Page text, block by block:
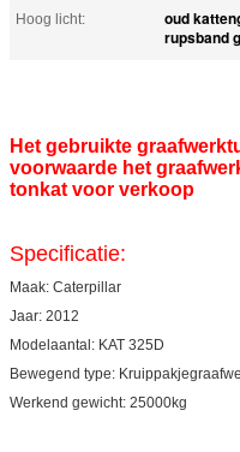
Hoog licht:
oud
rupsband
Het gebruikte
voorwaarde het
tonkat voor verkoop
Specificatie:
Maak: Caterpillar
Jaar: 2012
Modelaantal: KAT 325D
Bewegend type:
Werkend gewicht: 25000kg